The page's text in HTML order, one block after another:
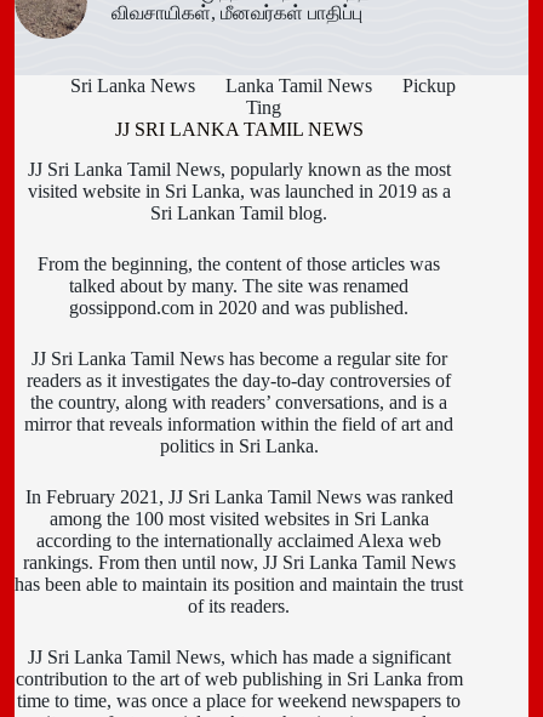
விவசாயிகள், மீனவர்கள் பாதிப்பு
Sri Lanka News Lanka Tamil News
Pickup
Ting
JJ SRI LANKA TAMIL NEWS
JJ Sri Lanka Tamil News, popularly known as the most
visited website in Sri Lanka, was launched in 2019 as a
Sri Lankan Tamil blog.
From the beginning, the content of those articles was
talked about by many. The site was renamed
gossippond.com in 2020 and was published.
JJ Sri Lanka Tamil News has become a regular site for
readers as it investigates the day-to-day controversies of
the country, along with readers’ conversations, and is a
mirror that reveals information within the field of art and
politics in Sri Lanka.
In February 2021, JJ Sri Lanka Tamil News was ranked
among the 100 most visited websites in Sri Lanka
according to the internationally acclaimed Alexa web
rankings. From then until now, JJ Sri Lanka Tamil News
has been able to maintain its position and maintain the trust
of its readers.
JJ Sri Lanka Tamil News, which has made a significant
contribution to the art of web publishing in Sri Lanka from
time to time, was once a place for weekend newspapers to